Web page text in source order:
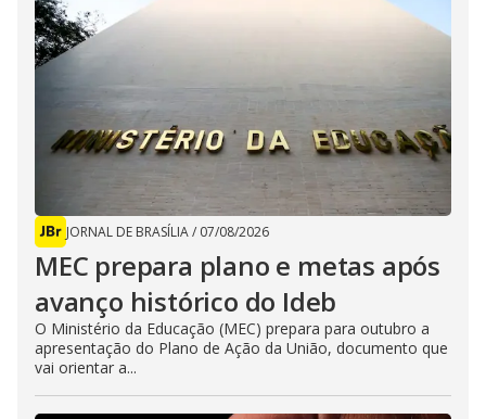
JORNAL DE BRASÍLIA/ 07/08/2026
MEC prepara plano e metas após
avanço histórico do Ideb
O Ministério da Educação (MEC) prepara para outubro a
apresentação do Plano de Ação da União, documento que
vai orientar a...